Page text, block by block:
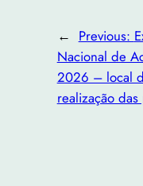
← Previous:
Nacional de
2026 – local
realização das